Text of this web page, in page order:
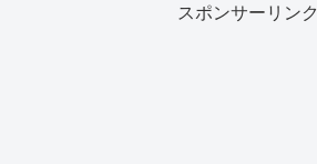
スポンサーリンク